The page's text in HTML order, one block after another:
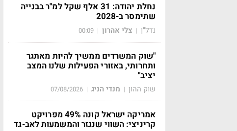
נחלת יהודה: 31 אלף שקל למ"ר בבנייה
שתימסר ב-2028
נדל"ן | צלי אהרון |
00:09
"שוק המשרדים ממשיך להיות מאתגר
ותחרותי, באזורי הפעילות שלנו המצב
יציב"
שוק ההון | מנדי הניג |
07/08/2026
אמריקה ישראל קונה 49% מפרויקט
קריניצי: השווי שנגזר והמשמעות לאב-גד